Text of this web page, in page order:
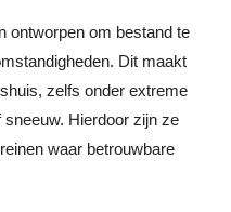
ontworpen om bestand te
Dit maakt
zelfs onder extreme
Hierdoor zijn ze
waar betrouwbare